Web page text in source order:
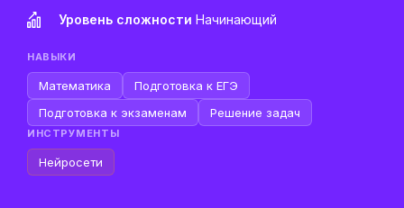
Уровень сложности Начинающий
НАВЫКИ
Математика
Подготовка к ЕГЭ
Подготовка к экзаменам
Решение задач
ИНСТРУМЕНТЫ
Нейросети